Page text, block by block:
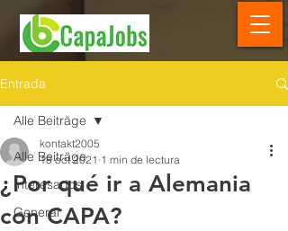
Entrada
Alle Beiträge
Interesados
General
Alle Beiträge
¿Por qué ir a Alemania
con CAPA?
kontakt2005
18 oct 2021 1 min de lectura